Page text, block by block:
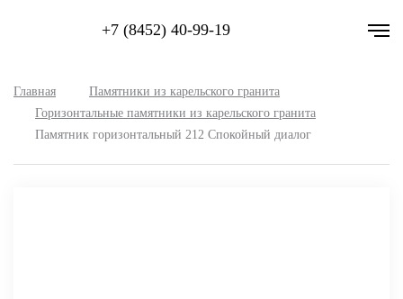
+7 (8452) 40-99-19
Главная
Памятники из карельского гранита
Горизонтальные памятники из карельского гранита
Памятник горизонтальный 212 Спокойный диалог